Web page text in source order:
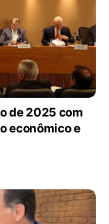
de 2025 com
econômico e